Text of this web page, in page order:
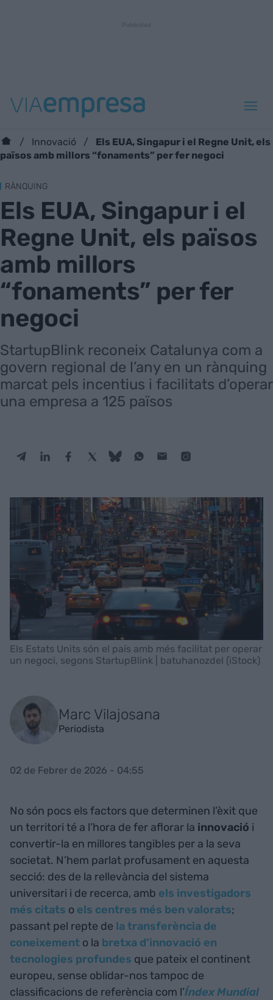
Innovació
Els EUA, Singapur i el Regne Unit, els
països amb millors “fonaments” per fer negoci
RÀNQUING
Els EUA, Singapur i el
Regne Unit, els països
amb millors
“fonaments” per fer
negoci
StartupBlink reconeix Catalunya com a
govern regional de l’any en un rànquing
marcat pels incentius i facilitats d’operar
una empresa a 125 països
Els Estats Units són el país amb més facilitat per operar
un negoci, segons StartupBlink | batuhanozdel (iStock)
Marc Vilajosana
Periodista
02 de Febrer de 2026 - 04:55
No són pocs els factors que determinen l’èxit que
un territori té a l’hora de fer aflorar la innovació i
convertir-la en millores tangibles per a la seva
societat. N’hem parlat profusament en aquesta
secció: des de la rellevància del sistema
universitari i de recerca, amb els investigadors
més citats o els centres més ben valorats;
passant pel repte de la transferència de
coneixement o la bretxa d’innovació en
tecnologies profundes que pateix el continent
europeu, sense oblidar-nos tampoc de
classificacions de referència com l’Índex Mundial